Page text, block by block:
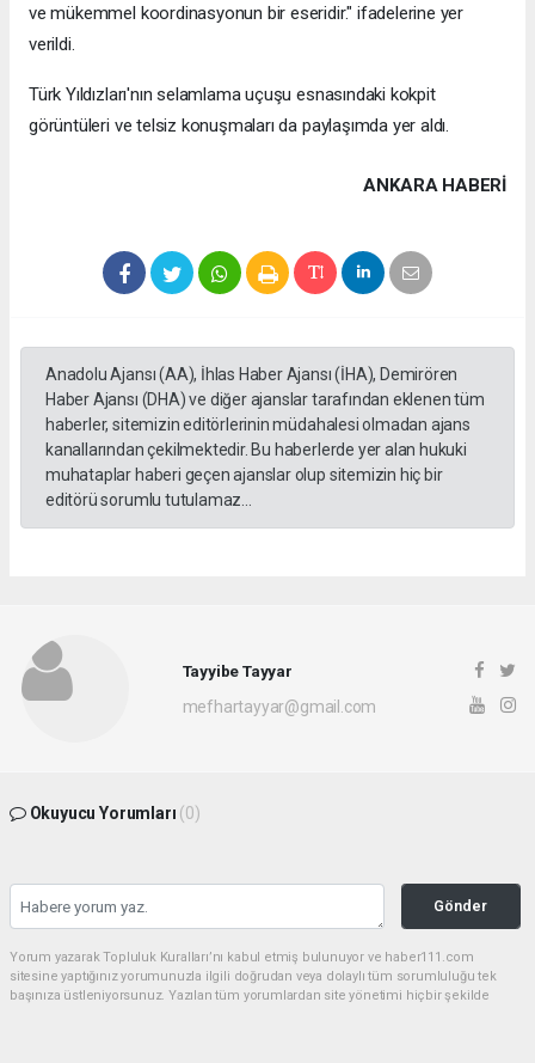
ve mükemmel koordinasyonun bir eseridir." ifadelerine yer
verildi.
Türk Yıldızları'nın selamlama uçuşu esnasındaki kokpit
görüntüleri ve telsiz konuşmaları da paylaşımda yer aldı.
ANKARA HABERİ
Anadolu Ajansı (AA), İhlas Haber Ajansı (İHA), Demirören
Haber Ajansı (DHA) ve diğer ajanslar tarafından eklenen tüm
haberler, sitemizin editörlerinin müdahalesi olmadan ajans
kanallarından çekilmektedir. Bu haberlerde yer alan hukuki
muhataplar haberi geçen ajanslar olup sitemizin hiç bir
editörü sorumlu tutulamaz...
Tayyibe Tayyar
mefhartayyar@gmail.com
Okuyucu Yorumları (0)
Gönder
Yorum yazarak Topluluk Kuralları’nı kabul etmiş bulunuyor ve haber111.com
sitesine yaptığınız yorumunuzla ilgili doğrudan veya dolaylı tüm sorumluluğu tek
başınıza üstleniyorsunuz. Yazılan tüm yorumlardan site yönetimi hiçbir şekilde